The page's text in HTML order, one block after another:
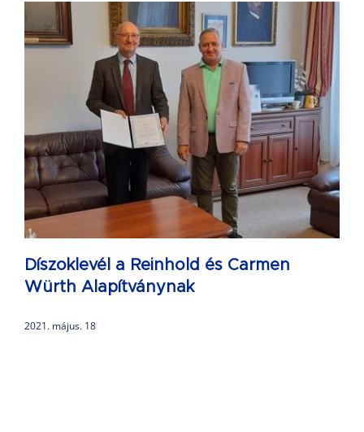
Díszoklevél a Reinhold és Carmen
Würth Alapítványnak
2021. május. 18